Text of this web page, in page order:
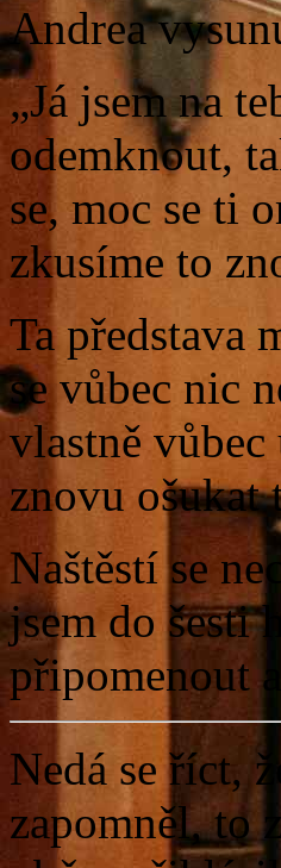
Andrea
„Já jsem na
odemknout,
se, moc se ti
zkusíme to
Ta představa
se vůbec nic
vlastně vůbec
znovu
Naštěstí se
jsem do šesti
připomenout
Nedá se říct,
zapomněl, to